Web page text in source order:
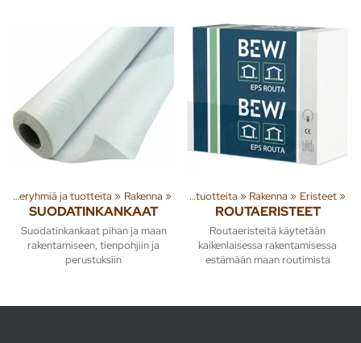
Tuoteryhmiä ja tuotteita ‪» Rakenna ‪»
SUODATINKANKAAT
Suodatinkankaat pihan ja maan
rakentamiseen, tienpohjiin ja
perustuksiin
Tuoteryhmiä ja tuotteita ‪» Rakenna ‪» Eristeet‪»
ROUTAERISTEET
Routaeristeitä käytetään
kaikenlaisessa rakentamisessa
estämään maan routimista